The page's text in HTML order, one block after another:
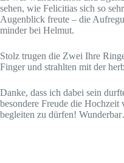
sehen, wie Felicitias sich so
Augenblick freute – die
minder bei Helmut.
Stolz trugen die Zwei Ihre
Finger und strahlten mit der
Danke, dass ich dabei sein
besondere Freude die Hochzeit
begleiten zu dürfen!